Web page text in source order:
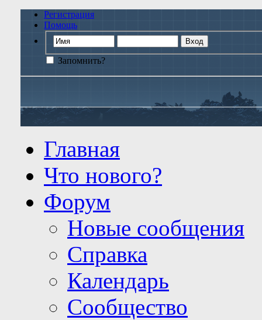
Регистрация
Помощь
Запомнить?
Главная
Что нового?
Форум
Новые сообщения
Справка
Календарь
Сообщество